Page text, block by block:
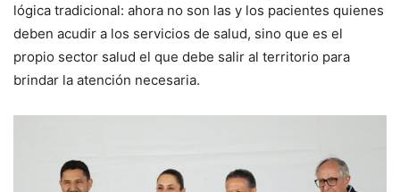
lógica tradicional: ahora no son las y los pacientes quienes
deben acudir a los servicios de salud, sino que es el
propio sector salud el que debe salir al territorio para
brindar la atención necesaria.